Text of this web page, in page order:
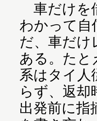
車だけを
わかって自
だ、車だ
ある。たと
系はタイ人
らず、返
出発前に指